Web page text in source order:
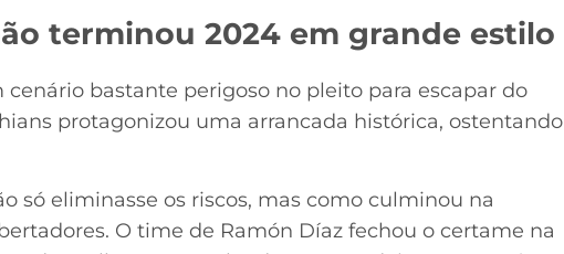
terminou 2024 em grande estilo
bastante perigoso no pleito para escapar do
protagonizou uma arrancada histórica, ostentando
só eliminasse os riscos, mas como culminou na
O time de Ramón Díaz fechou o certame na